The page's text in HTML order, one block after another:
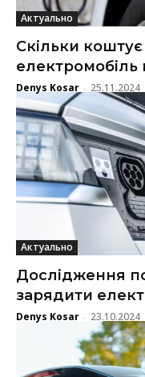
Актуально
Скільки
електромобіль
Denys Kosar - 25.11.2024
Актуально
Дослідження
зарядити
Denys Kosar - 23.10.2024